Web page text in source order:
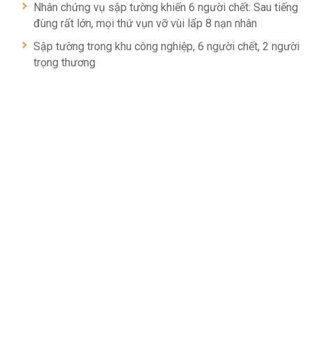
Nhân chứng vụ sập tường khiến 6 người chết: Sau tiếng
đùng rất lớn, mọi thứ vụn vỡ vùi lấp 8 nạn nhân
Sập tường trong khu công nghiệp, 6 người chết, 2 người
trọng thương